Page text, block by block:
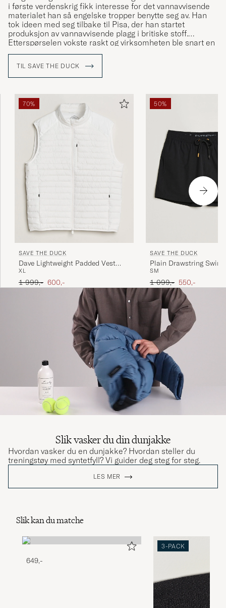
i første verdenskrig fikk interesse for det vannavvisende
materialet han så engelske tropper benytte seg av. Han
tok ideen med seg tilbake til Pisa, der han startet
produksjon av vannavvisende plagg i britiske stoff.
Etterspørselen vokste raskt og virksomheten ble snart en
klesfabrikk, som etterhvert ble en av de største i Italia.
I dag er Save the Duck velkjente for sine dunfrie jakker
med PLUMTECH® stopping – et ikke-animalisk dun som
TIL SAVE THE DUCK
70%
SAVE THE DUCK
Dave Lightweight Padded Vest
Dull White
XL
Ordinær pris
1 999,- Nedsatt pris
600,-
50%
SAVE THE DUCK
Plain Drawstring
Black
SM
Ordinær pris
1 099,- Nedsatt pris
550,-
Slik vasker du din dunjakke
Hvordan vasker du en dunjakke? Hvordan steller du
treningstøy med syntetfyll? Vi guider deg steg for steg.
LES MER
Slik kan du matche
649,-
3-PACK